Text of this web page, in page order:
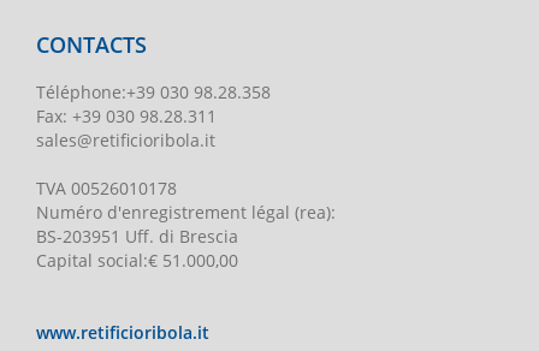
CONTACTS
Téléphone:+39 030 98.28.358
Fax: +39 030 98.28.311
sales@retificioribola.it
TVA 00526010178
Numéro d'enregistrement légal (rea):
BS-203951 Uff. di Brescia
Capital social:€ 51.000,00
www.retificioribola.it